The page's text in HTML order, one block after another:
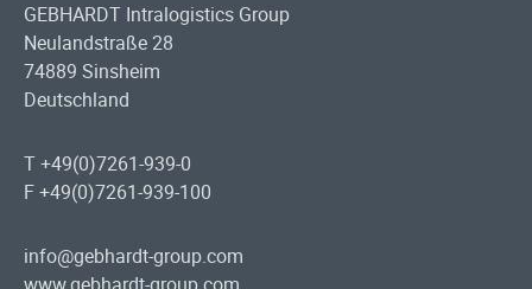
GEBHARDT Intralogistics Group
Neulandstraße 28
74889 Sinsheim
Deutschland
T +49(0)7261-939-0
F +49(0)7261-939-100
info@gebhardt-group.com